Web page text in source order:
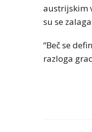
austrijskim
su se
“Beč se
razloga